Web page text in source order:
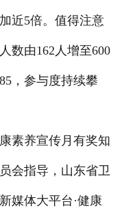
联系我们
近5倍。值得注意
数由162人增至600
，参与度持续攀
养宣传月有奖知
会指导，山东省卫
媒体大平台·健康